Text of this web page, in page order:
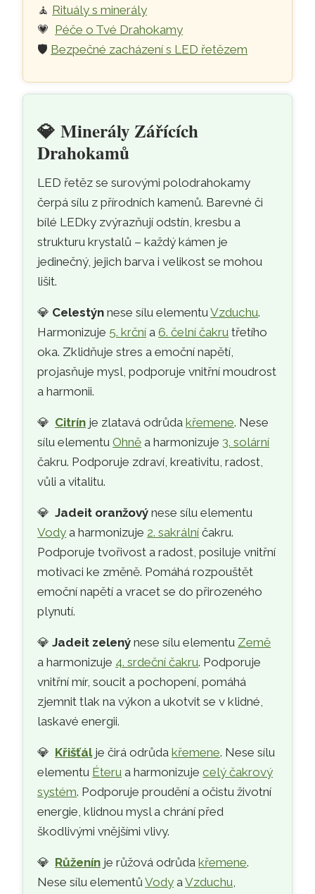
🧘 Rituály s minerály
💗 Péče o Tvé Drahokamy
🛡️ Bezpečné zacházení s LED řetězem
💎Minerály Zářících
Drahokamů
LED řetěz se surovými polodrahokamy
čerpá sílu z přírodních kamenů. Barevné či
bílé LEDky zvýrazňují odstín, kresbu a
strukturu krystalů – každý kámen je
jedinečný, jejich barva i velikost se mohou
lišit.
💎 Celestýn nese sílu elementuVzduchu.
Harmonizuje 5. krční a6. čelní čakru třetího
oka. Zklidňuje stres a emoční napětí,
projasňuje mysl, podporuje vnitřní moudrost
a harmonii.
💎 Citrín je zlatavá odrůdakřemene. Nese
sílu elementuOhně a harmonizuje 3. solární
čakru. Podporuje zdraví, kreativitu, radost,
vůli a vitalitu.
💎Jadeit oranžový nese sílu elementu
Vody a harmonizuje 2. sakrální čakru.
Podporuje tvořivost a radost, posiluje vnitřní
motivaci ke změně. Pomáhá rozpouštět
emoční napětí a vracet se do přirozeného
plynutí.
💎Jadeit zelený nese sílu elementu Země
a harmonizuje 4. srdeční čakru. Podporuje
vnitřní mír, soucit a pochopení, pomáhá
zjemnit tlak na výkon a ukotvit se v klidné,
laskavé energii.
💎 Křišťálje čirá odrůdakřemene. Nese sílu
elementu Éteru a harmonizujecelý čakrový
systém. Podporuje proudění a očistu životní
energie, klidnou mysl a chrání před
škodlivými vnějšími vlivy.
💎 Růženín je růžová odrůdakřemene.
Nese sílu elementůVody aVzduchu,